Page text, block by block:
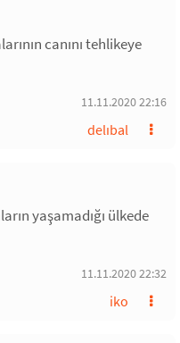
canını tehlikeye
11.11.2020 22:16
delıbal
yaşamadığı ülkede
11.11.2020 22:32
iko